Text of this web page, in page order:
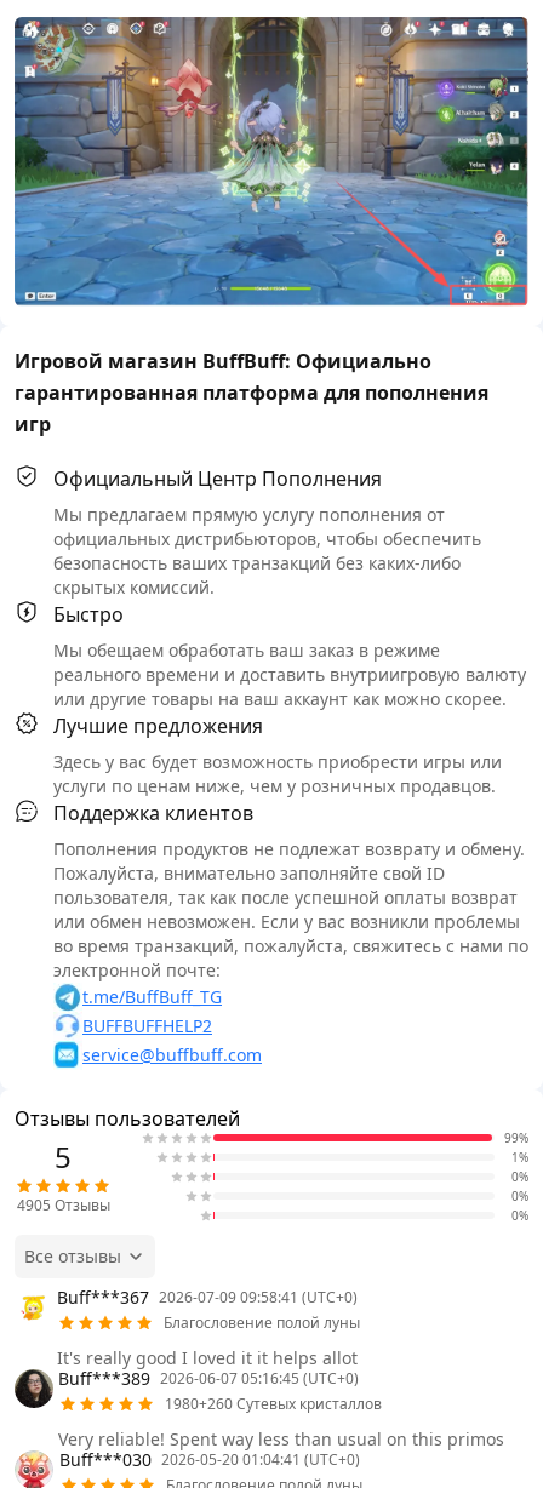
Игровой магазин BuffBuff: Официально
гарантированная платформа для пополнения
игр
Официальный Центр Пополнения
Мы предлагаем прямую услугу пополнения от
официальных дистрибьюторов, чтобы обеспечить
безопасность ваших транзакций без каких-либо
скрытых комиссий.
Быстро
Мы обещаем обработать ваш заказ в режиме
реального времени и доставить внутриигровую валюту
или другие товары на ваш аккаунт как можно скорее.
Лучшие предложения
Здесь у вас будет возможность приобрести игры или
услуги по ценам ниже, чем у розничных продавцов.
Поддержка клиентов
Пополнения продуктов не подлежат возврату и обмену.
Пожалуйста, внимательно заполняйте свой ID
пользователя, так как после успешной оплаты возврат
или обмен невозможен. Если у вас возникли проблемы
во время транзакций, пожалуйста, свяжитесь с нами по
электронной почте:
t.me/BuffBuff_TG
BUFFBUFFHELP2
service@buffbuff.com
Отзывы пользователей
5
4905 Отзывы
99%
1%
0%
0%
0%
Все отзывы
Buff***367 2026-07-09 09:58:41 (UTC+0)
Благословение полой луны
It's really good I loved it it helps allot
Buff***389 2026-06-07 05:16:45 (UTC+0)
1980+260 Сутевых кристаллов
Very reliable! Spent way less than usual on this primos
Buff***030 2026-05-20 01:04:41 (UTC+0)